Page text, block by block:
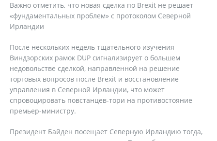
Важно отметить, что новая сделка по Brexit не решает
«фундаментальных проблем» с протоколом Северной
Ирландии
После нескольких недель тщательного изучения
Виндзорских рамок DUP сигнализирует о большем
недовольстве сделкой, направленной на решение
торговых вопросов после Brexit и восстановление
управления в Северной Ирландии, что может
спровоцировать повстанцев-тори на противостояние
премьер-министру.
Президент Байден посещает Северную Ирландию тогда,